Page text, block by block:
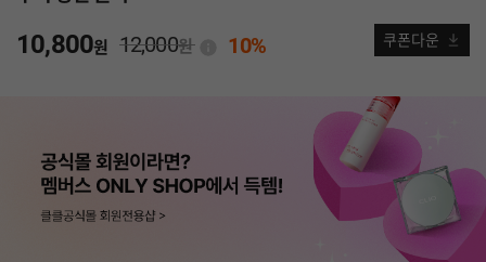
10,800원 12,000원 10% 쿠폰다운